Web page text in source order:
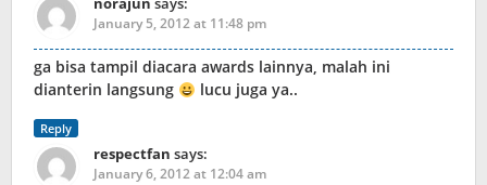
January 5, 2012 at 11:48 pm
ga bisa tampil diacara awards lainnya, malah ini
dianterin langsung
lucu juga ya..
Reply
respectfan says:
January 6, 2012 at 12:04 am